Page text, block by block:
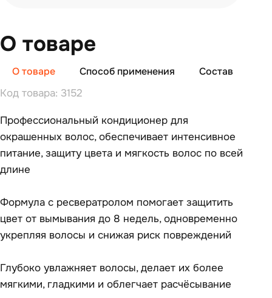
О товаре
О товаре Способ применения Состав
Код товара: 3152
Профессиональный кондиционер для
окрашенных волос, обеспечивает интенсивное
питание, защиту цвета и мягкость волос по всей
длине
Формула с ресвератролом помогает защитить
цвет от вымывания до 8 недель, одновременно
укрепляя волосы и снижая риск повреждений
Глубоко увлажняет волосы, делает их более
мягкими, гладкими и облегчает расчёсывание